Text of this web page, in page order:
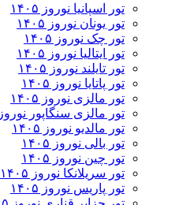
تور اسپانیا نوروز ۱۴۰۵
تور یونان نوروز ۱۴۰۵
تور چک نوروز ۱۴۰۵
تور ایتالیا نوروز ۱۴۰۵
تور تایلند نوروز ۱۴۰۵
تور پاتایا نوروز ۱۴۰۵
تور مالزی نوروز ۱۴۰۵
تور مالزی سنگاپور نوروز ۱۴۰۵
تور مالدیو نوروز ۱۴۰۵
تور بالی نوروز ۱۴۰۵
تور چين نوروز ۱۴۰۵
تور سریلانکا نوروز ۱۴۰۵
تور پاریس نوروز ۱۴۰۵